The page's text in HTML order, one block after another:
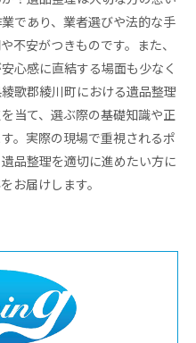
であり、業者選びや法的な手
不安がつきものです。また、
心感に直結する場面も少なく
歌郡綾川町における遺品整理
当て、選ぶ際の基礎知識や正
。実際の現場で重視されるポ
品整理を適切に進めたい方に
お届けします。